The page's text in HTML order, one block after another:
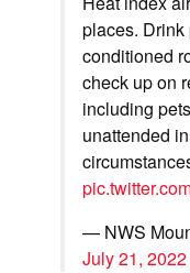
places. Drink
conditioned
check up on
including
unattended
— NWS
July 21, 2022